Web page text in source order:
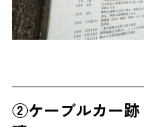
②ケーブルカー